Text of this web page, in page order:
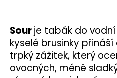
Sourje tabák do
kyselé brusinky
trpký zážitek, který
ovocných, méně
o
p
o
r
u